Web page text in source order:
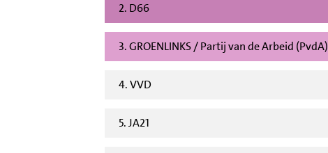
2. D66
3. GROENLINKS / Partij van de Arbeid (PvdA)
4. VVD
5. JA21